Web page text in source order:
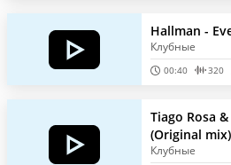
Hallman -
Клубные
00:40 320
Tiago Rosa
(Original mix)
Клубные